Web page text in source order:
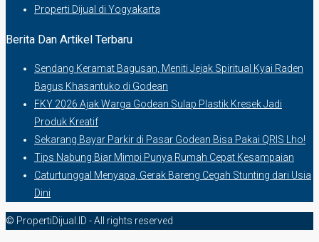
Properti Dijual di Yogyakarta
Berita Dan Artikel Terbaru
Sendang Keramat Bagusan, Meniti Jejak Spiritual Kyai Raden
Bagus Khasantuko di Godean
FKY 2026 Ajak Warga Godean Sulap Plastik Kresek Jadi
Produk Kreatif
Sekarang Bayar Parkir di Pasar Godean Bisa Pakai QRIS Lho!
Tips Nabung Biar Mimpi Punya Rumah Cepat Kesampaian
Caturtunggal Menyapa, Gerak Bareng Cegah Stunting dari Usia
Dini
© PropertiDijual.ID - All rights reserved